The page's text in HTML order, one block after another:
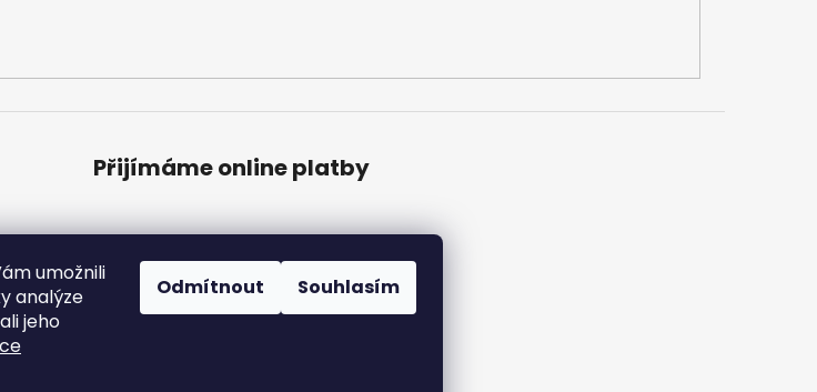
umožnili
analýze
jeho
Odmítnout Souhlasím
Přijímáme online platby